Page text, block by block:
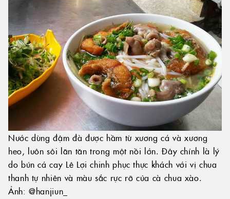
Nước dùng đậm đà được hầm từ xương cá và xương
heo, luôn sôi lăn tăn trong một nồi lớn. Đây chính là lý
do bún cá cay Lê Lợi chinh phục thực khách với vị chua
thanh tự nhiên và màu sắc rực rỡ của cà chua xào.
Ảnh: @hanjiun_